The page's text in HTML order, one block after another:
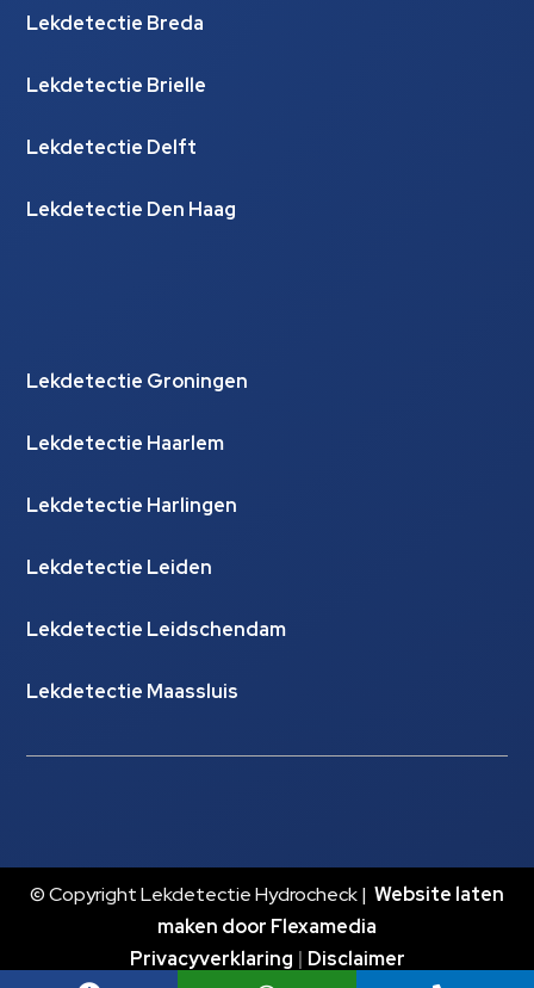
Lekdetectie Breda
Lekdetectie Brielle
Lekdetectie Delft
Lekdetectie Den Haag
Lekdetectie Groningen
Lekdetectie Haarlem
Lekdetectie Harlingen
Lekdetectie Leiden
Lekdetectie Leidschendam
Lekdetectie Maassluis
© Copyright Lekdetectie Hydrocheck | Website laten
maken door Flexamedia
Privacyverklaring | Disclaimer